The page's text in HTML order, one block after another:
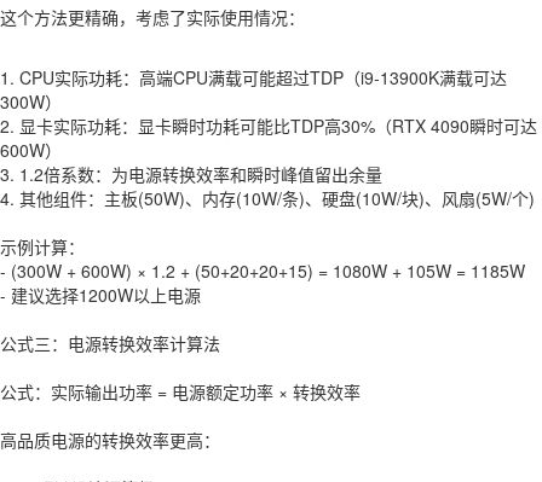
这个方法更精确，考虑了实际使用情况：
1. CPU实际功耗：高端CPU满载可能超过TDP（i9-13900K满载可达
300W）
2. 显卡实际功耗：显卡瞬时功耗可能比TDP高30%（RTX 4090瞬时可达
600W）
3. 1.2倍系数：为电源转换效率和瞬时峰值留出余量
4. 其他组件：主板(50W)、内存(10W/条)、硬盘(10W/块)、风扇(5W/个)
示例计算：
- (300W + 600W) × 1.2 + (50+20+20+15) = 1080W + 105W = 1185W
- 建议选择1200W以上电源
公式三：电源转换效率计算法
公式：实际输出功率 = 电源额定功率 × 转换效率
高品质电源的转换效率更高：